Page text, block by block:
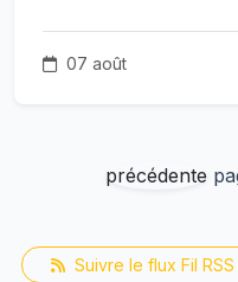
07 août
précédente
Suivre le flux Fil